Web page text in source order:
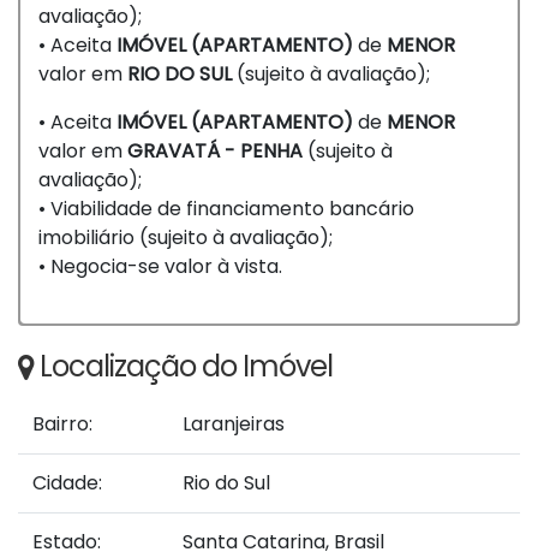
avaliação);
• Aceita IMÓVEL (APARTAMENTO) de MENOR
valor em RIO DO SUL(sujeito à avaliação);
• Aceita IMÓVEL (APARTAMENTO) de MENOR
valor emGRAVATÁ - PENHA (sujeito à
avaliação);
• Viabilidade de financiamento bancário
imobiliário (sujeito à avaliação);
• Negocia-se valor à vista.
Localização do Imóvel
Bairro: Laranjeiras
Cidade: Rio do Sul
Estado: Santa Catarina, Brasil